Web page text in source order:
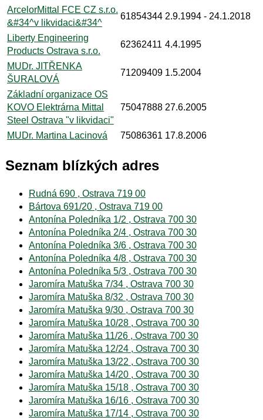
ArcelorMittal FCE CZ s.r.o.
&#34^v likvidaci&#34^
61854344 2.9.1994- 24.1.2018
Liberty Engineering
Products Ostrava s.r.o.
62362411 4.4.1995
MUDr. JITŘENKA
ŠURALOVÁ
71209409 1.5.2004
Základní organizace OS
KOVO Elektrárna Mittal
Steel Ostrava "v likvidaci"
75047888 27.6.2005
MUDr. Martina Lacinová 75086361 17.8.2006
Seznam blízkých adres
Rudná 690 , Ostrava 719 00
Bártova 691/20 , Ostrava 719 00
Antonína Poledníka 1/2 , Ostrava 700 30
Antonína Poledníka 2/4 , Ostrava 700 30
Antonína Poledníka 3/6 , Ostrava 700 30
Antonína Poledníka 4/8 , Ostrava 700 30
Antonína Poledníka 5/3 , Ostrava 700 30
Jaromíra Matuška 7/34 , Ostrava 700 30
Jaromíra Matuška 8/32 , Ostrava 700 30
Jaromíra Matuška 9/30 , Ostrava 700 30
Jaromíra Matuška 10/28 , Ostrava 700 30
Jaromíra Matuška 11/26 , Ostrava 700 30
Jaromíra Matuška 12/24 , Ostrava 700 30
Jaromíra Matuška 13/22 , Ostrava 700 30
Jaromíra Matuška 14/20 , Ostrava 700 30
Jaromíra Matuška 15/18 , Ostrava 700 30
Jaromíra Matuška 16/16 , Ostrava 700 30
Jaromíra Matuška 17/14 , Ostrava 700 30